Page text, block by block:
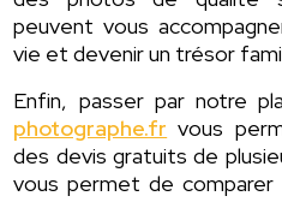
peuvent vous
vie et devenir un trésor
Enfin, passer par notre
photographe.fr vous
des devis gratuits de
vous permet de